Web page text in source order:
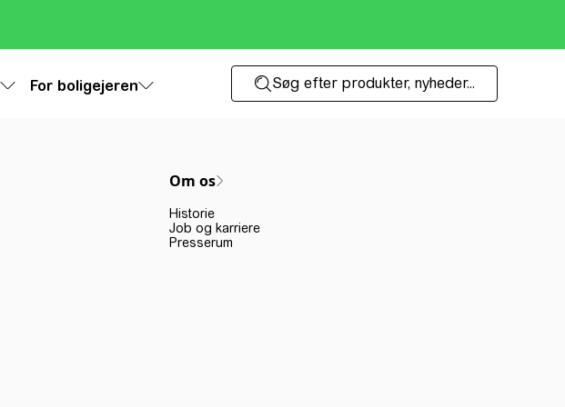
For boligejeren Søg efter produkter, nyheder...
Om os
Historie
Job og karriere
Presserum